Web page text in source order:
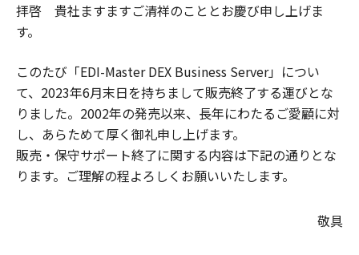
拝啓 貴社ますますご清祥のこととお慶び申し上げま
す。
このたび「EDI-Master DEX Business Server」につい
て、2023年6月末日を持ちまして販売終了する運びとな
りました。2002年の発売以来、長年にわたるご愛顧に対
し、あらためて厚く御礼申し上げます。
販売・保守サポート終了に関する内容は下記の通りとな
ります。ご理解の程よろしくお願いいたします。
敬具